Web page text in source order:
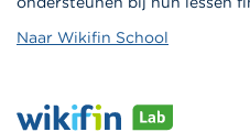
Naar Wikifin School